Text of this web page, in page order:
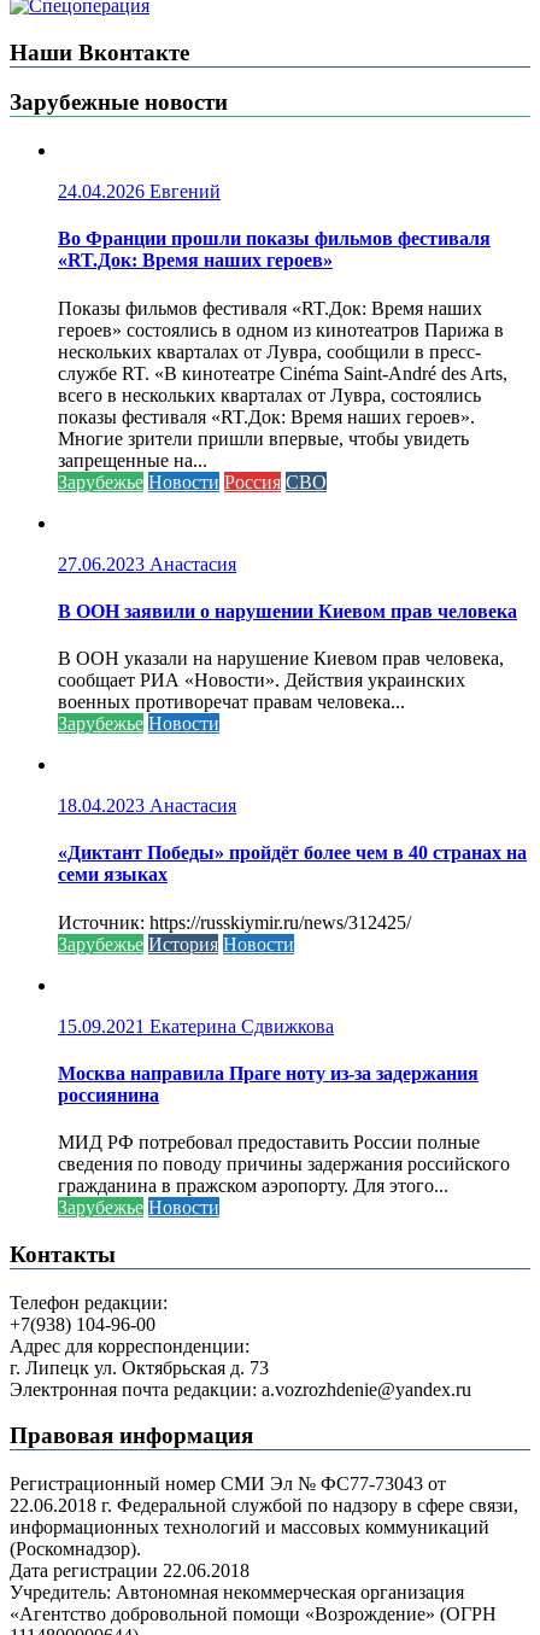
Наши Вконтакте
Зарубежные новости
24.04.2026 Евгений
Во Франции прошли показы фильмов фестиваля
«RT.Док: Время наших героев»
Показы фильмов фестиваля «RT.Док: Время наших
героев» состоялись в одном из кинотеатров Парижа в
нескольких кварталах от Лувра, сообщили в пресс-
службе RT. «В кинотеатре Cinéma Saint-André des Arts,
всего в нескольких кварталах от Лувра, состоялись
показы фестиваля «RT.Док: Время наших героев».
Многие зрители пришли впервые, чтобы увидеть
запрещенные на...
Зарубежье Новости Россия СВО
27.06.2023 Анастасия
В ООН заявили о нарушении Киевом прав человека
В ООН указали на нарушение Киевом прав человека,
сообщает РИА «Новости». Действия украинских
военных противоречат правам человека...
Зарубежье Новости
18.04.2023 Анастасия
«Диктант Победы» пройдёт более чем в 40 странах на
семи языках
Источник: https://russkiymir.ru/news/312425/
Зарубежье История Новости
15.09.2021 Екатерина Сдвижкова
Москва направила Праге ноту из-за задержания
россиянина
МИД РФ потребовал предоставить России полные
сведения по поводу причины задержания российского
гражданина в пражском аэропорту. Для этого...
Зарубежье Новости
Контакты
Телефон редакции:
+7(938) 104-96-00
Адрес для корреспонденции:
г. Липецк ул. Октябрьская д. 73
Электронная почта редакции: a.vozrozhdenie@yandex.ru
Правовая информация
Регистрационный номер СМИ Эл № ФС77-73043 от
22.06.2018 г. Федеральной службой по надзору в сфере связи,
информационных технологий и массовых коммуникаций
(Роскомнадзор).
Дата регистрации 22.06.2018
Учредитель: Автономная некоммерческая организация
«Агентство добровольной помощи «Возрождение» (ОГРН